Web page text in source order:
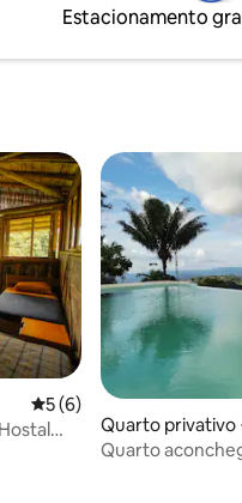
uma
fazer passeios
Estacionamento
5 de uma avaliação
5 (6)
Quarto privativo
Quarto